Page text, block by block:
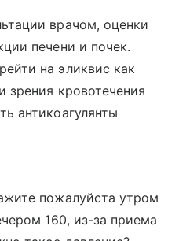
врачом, оценки
печени и почек.
на эликвис как
зрения кровотечения
антикоагулянты
пожалуйста утром
160, из-за приема